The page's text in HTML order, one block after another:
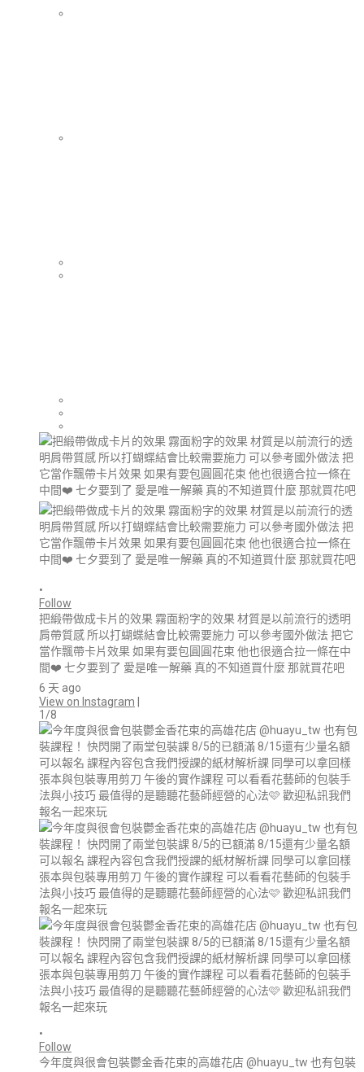
•
Follow
把緞帶做成卡片的效果 霧面粉字的效果 材質是以前流行的透明
肩帶質感 所以打蝴蝶結會比較需要施力 可以參考國外做法 把它
當作飄帶卡片效果 如果有要包圓圓花束 他也很適合拉一條在中
間❤️ 七夕要到了 愛是唯一解藥 真的不知道買什麼 那就買花吧
6 天 ago
View on Instagram
1/8
•
Follow
今年度與很會包裝鬱金香花束的高雄花店 @huayu_tw 也有包裝